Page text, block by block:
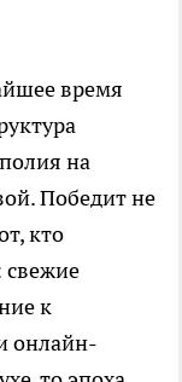
время
на
Победит не
кто
свежие
к
онлайн-